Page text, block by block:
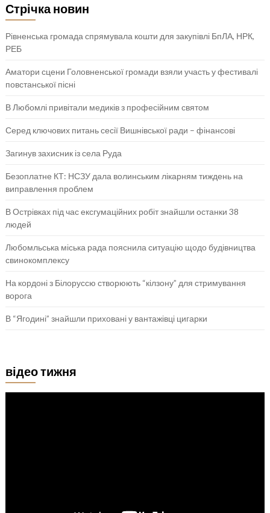
Стрічка новин
Рівненська громада спрямувала кошти для закупівлі БпЛА, НРК,
РЕБ
Аматори сцени Головненської громади взяли участь у фестивалі
повстанської пісні
В Любомлі привітали медиків з професійним святом
Серед ключових питань сесії Вишнівської ради – фінансові
Загинув захисник із села Руда
Безоплатне КТ: НСЗУ дала волинським лікарням тиждень на
виправлення проблем
В Острівках під час ексгумаційних робіт знайшли останки 38
людей
Любомльська міська рада пояснила ситуацію щодо будівництва
свинокомплексу
На кордоні з Білоруссю створюють “кілзону” для стримування
ворога
В “Ягодині” знайшли приховані у вантажівці цигарки
відео тижня